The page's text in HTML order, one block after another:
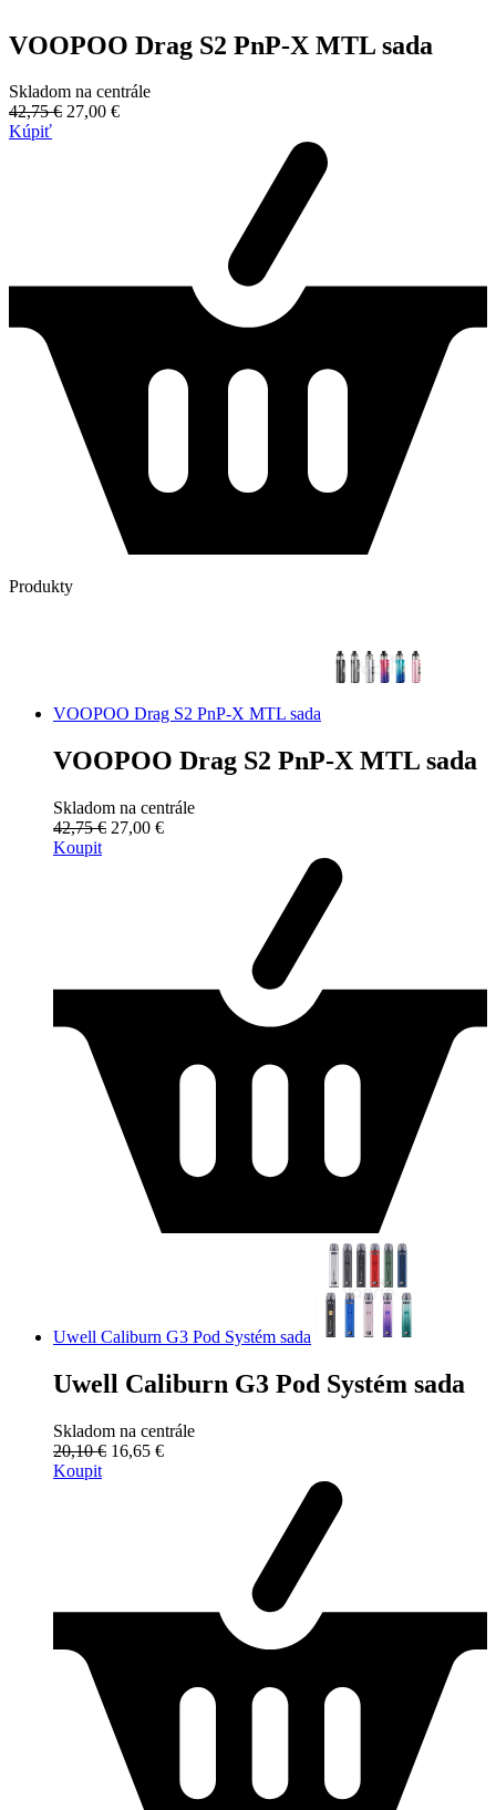
VOOPOO Drag S2 PnP-X MTL sada
Skladom na centrále
42,75 € 27,00 €
Kúpiť
Produkty
VOOPOO Drag S2 PnP-X MTL sada
VOOPOO Drag S2 PnP-X MTL sada
Skladom na centrále
42,75 € 27,00 €
Koupit
Uwell Caliburn G3 Pod Systém sada
Uwell Caliburn G3 Pod Systém sada
Skladom na centrále
20,10 € 16,65 €
Koupit